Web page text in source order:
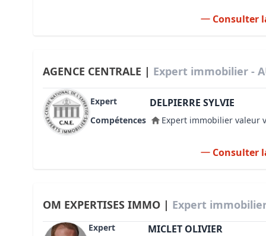
Consulter
AGENCE CENTRALE | Expert immobilier -
Expert DELPIERRE SYLVIE
Compétences Expert immobilier valeur
Consulter
OM EXPERTISES IMMO | Expert immobilier
Expert MICLET OLIVIER